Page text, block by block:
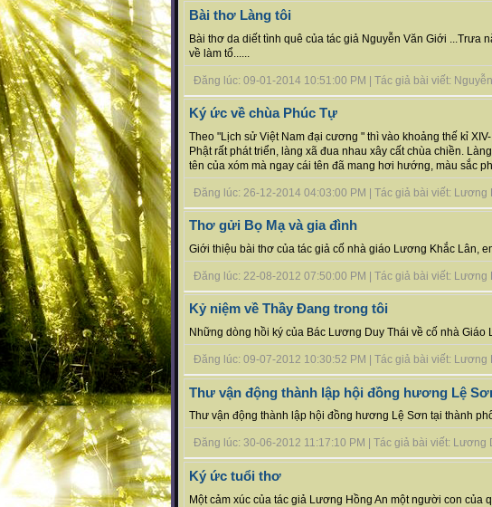
Bài thơ Làng tôi
Bài thơ da diết tình quê của tác giả Nguyễn Văn Giới ...Trưa
về làm tổ......
Đăng lúc: 09-01-2014 10:51:00 PM | Tác giả bài viết:
Ký ức về chùa Phúc Tự
Theo "Lịch sử Việt Nam đại cương " thì vào khoảng thế kỉ
Phật rất phát triển, làng xã đua nhau xây cất chùa chiền.
tên của xóm mà ngay cái tên đã mang hơi hướng, màu sắc
Đăng lúc: 26-12-2014 04:03:00 PM | Tác giả bài viết: Lương
Thơ gửi Bọ Mạ và gia đình
Giới thiệu bài thơ của tác giả cố nhà giáo Lương Khắc Lân,
Đăng lúc: 22-08-2012 07:50:00 PM | Tác giả bài viết: Lương
Kỷ niệm về Thầy Đang trong tôi
Những dòng hồi ký của Bác Lương Duy Thái về cố nhà Giáo
Đăng lúc: 09-07-2012 10:30:52 PM | Tác giả bài viết: Lương
Thư vận động thành lập hội đồng hương Lệ
Thư vận động thành lập hội đồng hương Lệ Sơn tại thành
Đăng lúc: 30-06-2012 11:17:10 PM | Tác giả bài viết: Lương
Ký ức tuổi thơ
Một cảm xúc của tác giả Lương Hồng An một người con của